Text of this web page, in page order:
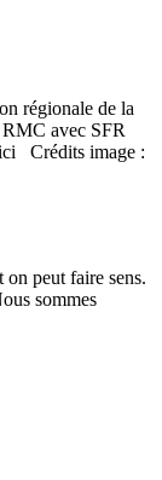
régionale de la
avec SFR
Crédits image :
peut faire sens.
sommes